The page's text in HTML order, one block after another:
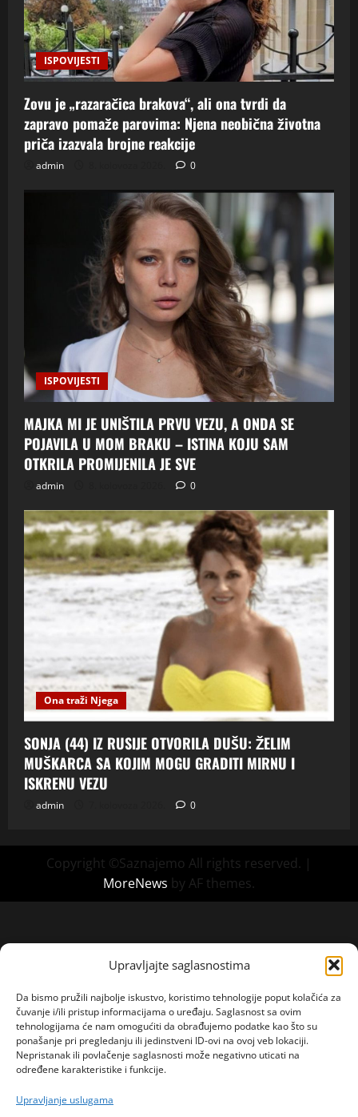
Upravljajte saglasnostima
Da bismo pružili najbolje iskustvo, koristimo tehnologije poput kolačića za
čuvanje i/ili pristup informacijama o uređaju. Saglasnost sa ovim
tehnologijama će nam omogućiti da obrađujemo podatke kao što su
ponašanje pri pregledanju ili jedinstveni ID-ovi na ovoj veb lokaciji.
Nepristanak ili povlačenje saglasnosti može negativno uticati na
određene karakteristike i funkcije.
Upravljanje uslugama
ISPOVIJESTI
Zovu je „razaračica brakova“, ali ona tvrdi da
zapravo pomaže parovima: Njena neobična životna
priča izazvala brojne reakcije
admin 0
ISPOVIJESTI
MAJKA MI JE UNIŠTILA PRVU VEZU, A ONDA SE
POJAVILA U MOM BRAKU – ISTINA KOJU SAM
OTKRILA PROMIJENILA JE SVE
admin 0
Ona traži Njega
SONJA (44) IZ RUSIJE OTVORILA DUŠU: ŽELIM
MUŠKARCA SA KOJIM MOGU GRADITI MIRNU I
ISKRENU VEZU
admin 0
Copyright ©Saznajemo All rights reserved. |
MoreNews by AF themes.